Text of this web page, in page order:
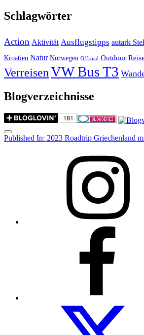
Schlagwörter
Action Aktivität Ausflugstipps autark
Kroatien Natur Norwegen Offroad Outdoor
VerreisenVW Bus T3
Blogverzeichnisse
Menu
Post
Published In: 2023 Roadtrip Griechenland